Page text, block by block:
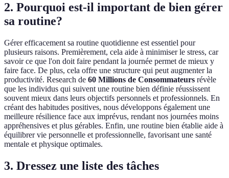
2. Pourquoi est-il important de bien gérer
sa routine?
Gérer efficacement sa routine quotidienne est essentiel pour
plusieurs raisons. Premièrement, cela aide à minimiser le stress, car
savoir ce que l'on doit faire pendant la journée permet de mieux y
faire face. De plus, cela offre une structure qui peut augmenter la
productivité. Research de 60 Millions de Consommateurs révèle
que les individus qui suivent une routine bien définie réussissent
souvent mieux dans leurs objectifs personnels et professionnels. En
créant des habitudes positives, nous développons également une
meilleure résilience face aux imprévus, rendant nos journées moins
appréhensives et plus gérables. Enfin, une routine bien établie aide à
équilibrer vie personnelle et professionnelle, favorisant une santé
mentale et physique optimales.
3. Dressez une liste des tâches